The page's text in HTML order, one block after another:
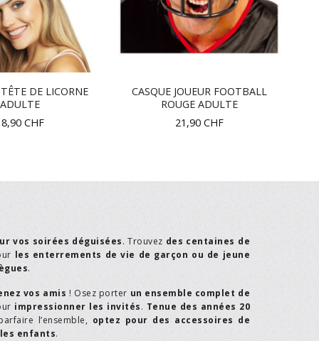
DE LICORNE
ADULTE
CHF
CASQUE JOUEUR FOOTBALL
ROUGE ADULTE
21,90 CHF
vos soirées déguisées. Trouvez des centaines de
les enterrements de vie de garçon ou de jeune
.
vos amis ! Osez porter un ensemble complet de
impressionner les invités. Tenue des années 20
l’ensemble, optez pour des accessoires de
les enfants.